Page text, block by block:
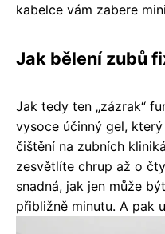
kabelce vám zabere
Jak bělení zubů
Jak tedy ten „zázrak“
vysoce účinný gel,
čištění na zubních
zesvětlíte chrup až o
snadná, jak jen může
přibližně minutu. A pak